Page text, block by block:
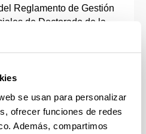
se usan para personalizar
ofrecer funciones de redes
Además, compartimos
Reglamento de Gestión
de Doctorado de la
de 2024, se solicitará
posible director o